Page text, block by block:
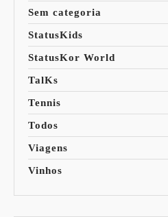
Sem categoria
StatusKids
StatusKor World
TalKs
Tennis
Todos
Viagens
Vinhos